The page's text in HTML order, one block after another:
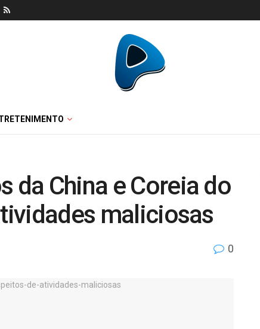
da China e Coreia do
maliciosas
0